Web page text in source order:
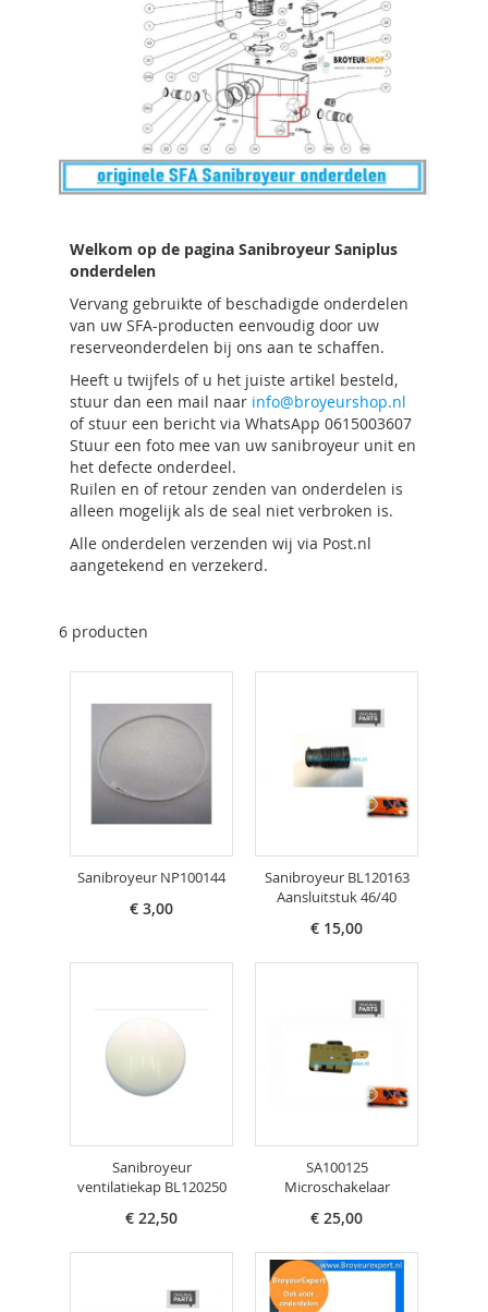
Welkom op de pagina Sanibroyeur Saniplus
onderdelen
Vervang gebruikte of beschadigde onderdelen
van uw SFA-producten eenvoudig door uw
reserveonderdelen bij ons aan te schaffen.
Heeft u twijfels of u het juiste artikel besteld,
stuur dan een mail naar info@broyeurshop.nl
of stuur een bericht via WhatsApp 0615003607
Stuur een foto mee van uw sanibroyeur unit en
het defecte onderdeel.
Ruilen en of retour zenden van onderdelen is
alleen mogelijk als de seal niet verbroken is.
Alle onderdelen verzenden wij via Post.nl
aangetekend en verzekerd.
6 producten
Sanibroyeur NP100144
€ 3,00
Sanibroyeur BL120163
Aansluitstuk 46/40
€ 15,00
Sanibroyeur
ventilatiekap BL120250
€ 22,50
SA100125
Microschakelaar
€ 25,00